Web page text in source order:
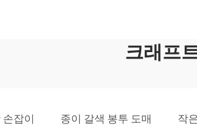
크래프
잡이 종이 갈색 봉투 도매 작